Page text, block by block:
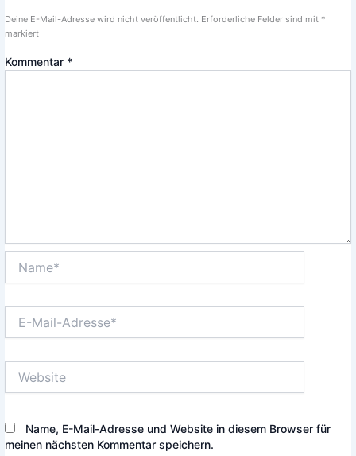
Deine E-Mail-Adresse wird nicht veröffentlicht. Erforderliche Felder sind mit *
markiert
Kommentar *
Mail-
Name, E-Mail-Adresse und Website in diesem Browser für
meinen nächsten Kommentar speichern.